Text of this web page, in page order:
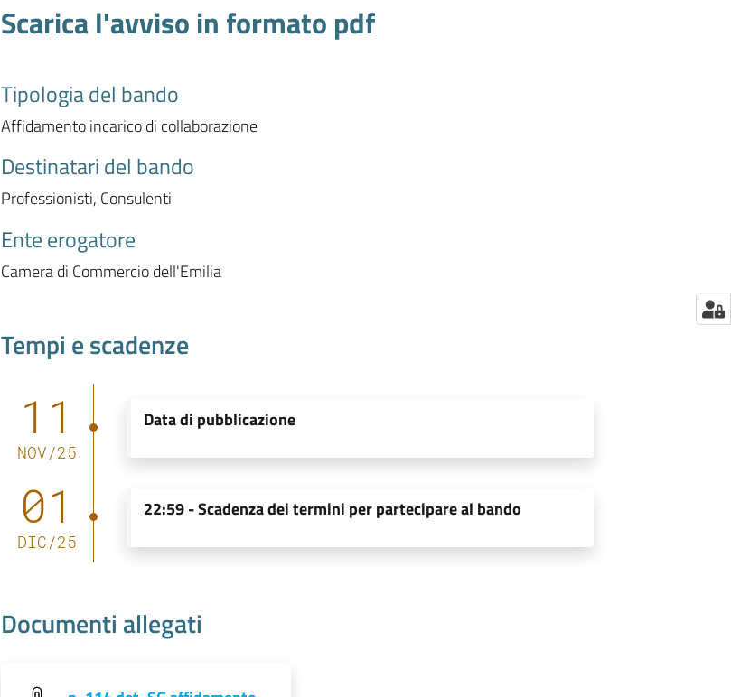
Scarica l'avviso in formato pdf
Tipologia del bando
Affidamento incarico di collaborazione
Destinatari del bando
Professionisti, Consulenti
Ente erogatore
Camera di Commercio dell'Emilia
Tempi e scadenze
11
NOV/25
Data di pubblicazione
01
DIC/25
22:59-Scadenza dei termini per partecipare al bando
Documenti allegati